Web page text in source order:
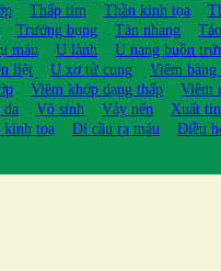
Thấp tim Thần kinh tọa
Trướng bụng Tàn nhang
máu U lành U nang buồn
liệt U xơ tử cung Viêm bàng
Viêm khớp dạng thấp Viêm
da Vô sinh Vảy nến Xuất
kinh toạ Đi cầu ra máu Điều